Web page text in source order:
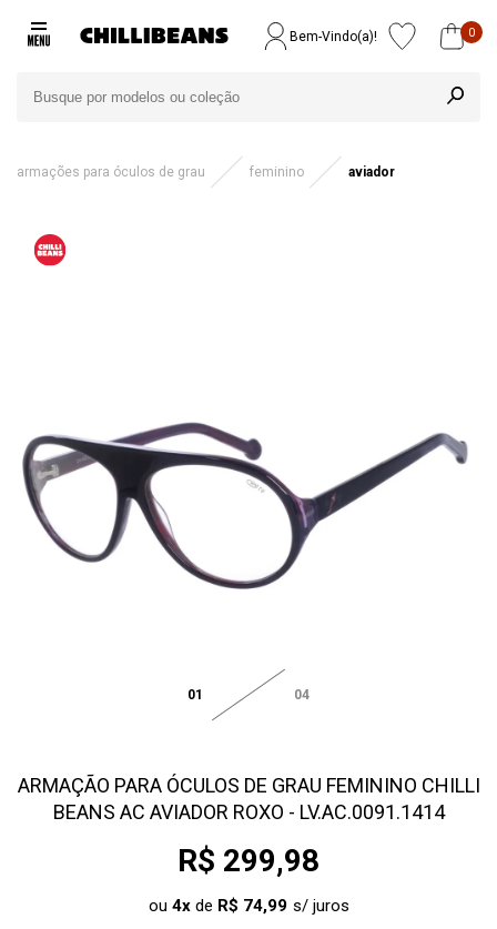
Bem-Vindo(a)! 0
armações para óculos de grau feminino aviador
01 04
ARMAÇÃO PARA ÓCULOS DE GRAU FEMININO CHILLI
BEANS AC AVIADOR ROXO - LV.AC.0091.1414
R$ 299,98
ou 4xde R$ 74,99